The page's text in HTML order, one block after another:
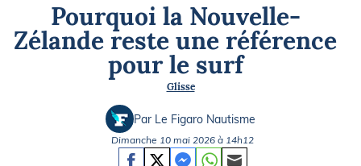
Pourquoi la Nouvelle-
Zélande reste une référence
pour le surf
Glisse
Par Le Figaro Nautisme
Dimanche 10 mai 2026 à 14h12